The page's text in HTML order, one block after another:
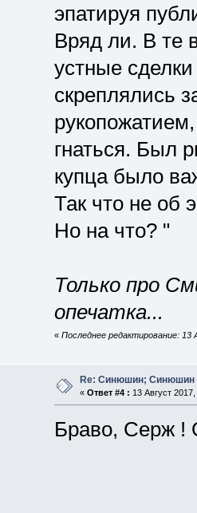
эпатируя
Вряд ли. В те
устные
скреплялись
гнаться. Был
купца было
Так что не об
Но на что? "
Только про
опечатка...
« Последнее редактирование:
Re: Синюшин; Синюшин
« Ответ #4 : 13 Август
Браво, Серж